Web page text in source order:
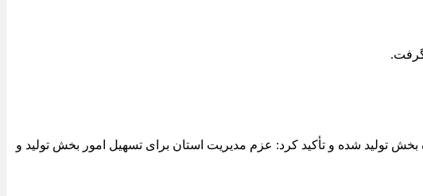
گرفت.
تولید شده و تأکید کرد: عزم مدیریت استان برای تسهیل امور بخش تولید و